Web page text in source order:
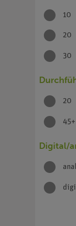
10
20
30
20
45+
Digital/